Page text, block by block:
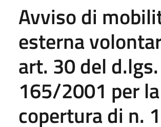
Avviso di
esterna
art. 30 del
165/2001 per la
copertura di n. 1